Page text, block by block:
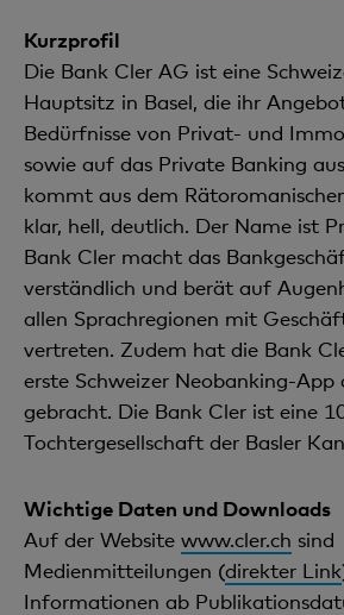
Kurzprofil
Die Bank Cler AG ist eine
Hauptsitz in Basel, die ihr
Bedürfnisse von Privat- und
sowie auf das Private Banking
kommt aus dem
klar, hell, deutlich. Der Name ist
Bank Cler macht das
verständlich und berät auf
allen Sprachregionen mit
vertreten. Zudem hat die Bank
erste Schweizer Neobanking-
gebracht. Die Bank Cler ist eine
Tochtergesellschaft der Basler
Wichtige Daten und Downloads
Auf der Website www.cler.ch sind
Medienmitteilungen (direkter Link
Informationen ab